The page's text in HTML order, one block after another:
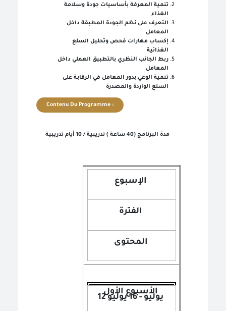
تنمية المعرفة بأساسيات جودة وسلامة
الغذاء
التعرف على نظم الجودة المطبقة داخل
المعامل
إكساب مهارات فحص وتحليل السلع
الغذائية
ربط الجانب النظري بالتطبيق العملي داخل
المعامل
تنمية الوعي بدور المعامل في الرقابة على
السلع الواردة والمصدرة
Contenu Du Programme :